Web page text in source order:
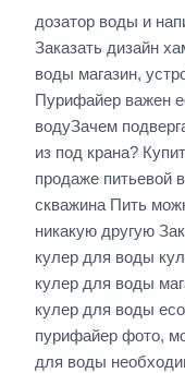
дозатор воды и
Заказать дизайн
воды магазин,
Пурифайер важен
водуЗачем
из под крана?
продаже питьевой
скважина Пить
никакую другую
кулер для воды
кулер для воды
кулер для воды
пурифайер фото,
для воды